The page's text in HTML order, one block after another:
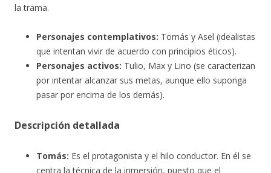
la trama.
Personajes contemplativos: Tomás y Asel (idealistas
que intentan vivir de acuerdo con principios éticos).
Personajes activos: Tulio, Max y Lino (se caracterizan
por intentar alcanzar sus metas, aunque ello suponga
pasar por encima de los demás).
Descripción detallada
Tomás: Es el protagonista y el hilo conductor. En él se
centra la técnica de la inmersión, puesto que el